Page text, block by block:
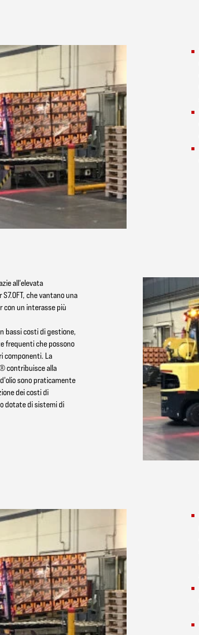
all'elevata
che vantano una
con un interasse più
bassi costi di gestione,
frequenti che possono
componenti. La
contribuisce alla
sono praticamente
dei costi di
dotate di sistemi di